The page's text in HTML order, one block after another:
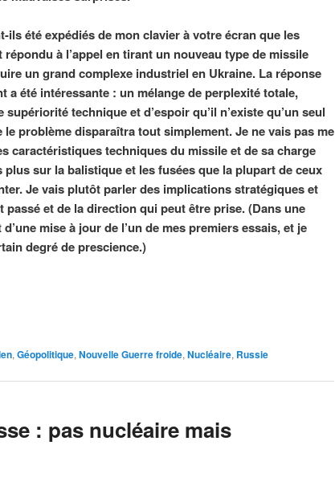
ils été expédiés de mon clavier à votre écran que les
à l’appel en tirant un nouveau type de missile
un grand complexe industriel en Ukraine. La réponse
a été intéressante : un mélange de perplexité totale,
technique et d’espoir qu’il n’existe qu’un seul
le problème disparaîtra tout simplement. Je ne vais pas me
caractéristiques techniques du missile et de sa charge
plus sur la balistique et les fusées que la plupart de ceux
Je vais plutôt parler des implications stratégiques et
passé et de la direction qui peut être prise. (Dans une
mise à jour de l’un de mes premiers essais, et je
degré de prescience.)
, Géopolitique, Nouvelle Guerre froide, Nucléaire, Russie
: pas nucléaire mais